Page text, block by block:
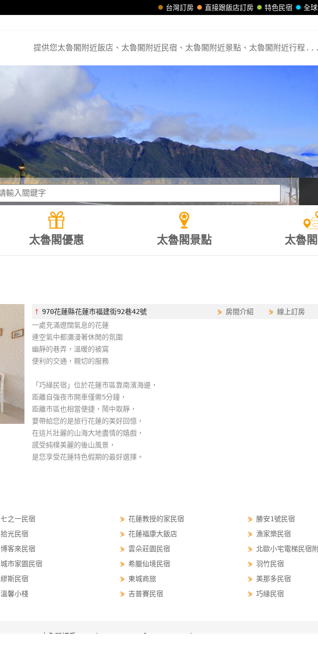
全
特色民宿
直接跟飯店訂房
台灣訂房
提供您太魯閣附近飯店、太魯閣附近民宿、太魯閣附近景點、太魯閣附近行程
太魯閣優惠 太魯閣景點 太魯
⫯ 970花蓮縣花蓮市福建街92巷42號 ⋟ 房間介紹 ⋟線上訂房
一處充滿遼闊氣息的花蓮
連空氣中都瀰漫著休閒的氛圍
幽靜的巷弄，溫暖的被窩
便利的交通，親切的服務
「巧緣民宿」位於花蓮市區靠南濱海邊，
距離自強夜市開車僅需5分鐘，
距離市區也相當便捷，鬧中取靜，
要帶給您的是旅行花蓮的美好回憶，
在這片壯麗的山海大地盡情的嬉戲，
感受純樸美麗的後山風景，
是您享受花蓮特色假期的最好選擇。
七之一民宿 ⋟ 花蓮教授的家民宿 ⋟ 勝安1號民宿
拾光民宿 ⋟ 花蓮福康大飯店 ⋟ 漁家樂民宿
博客來民宿 ⋟ 雲朵莊園民宿 ⋟ 北歐小宅電梯民宿
城市家園民宿 ⋟ 希臘仙境民宿 ⋟ 羽竹民宿
繆斯民宿 ⋟ 東城商旅 ⋟ 美那多民宿
溫馨小棧 ⋟ 吉普賽民宿 ⋟ 巧緣民宿
太魯閣訂房 taroko.easytravel.com.tw/order